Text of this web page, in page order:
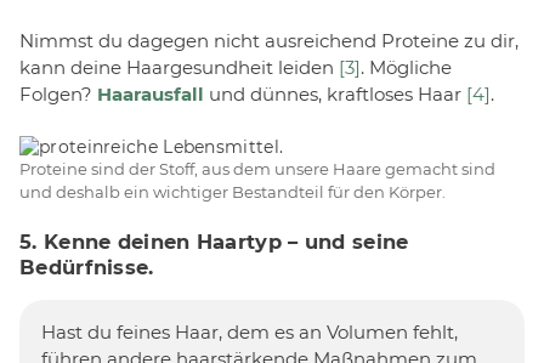
Nimmst du dagegen nicht ausreichend Proteine zu dir,
kann deine Haargesundheit leiden [3]. Mögliche
Folgen? Haarausfall und dünnes, kraftloses Haar [4].
Proteine sind der Stoff, aus dem unsere Haare gemacht sind
und deshalb ein wichtiger Bestandteil für den Körper.
5. Kenne deinen Haartyp – und seine
Bedürfnisse.
Hast du feines Haar, dem es an Volumen fehlt,